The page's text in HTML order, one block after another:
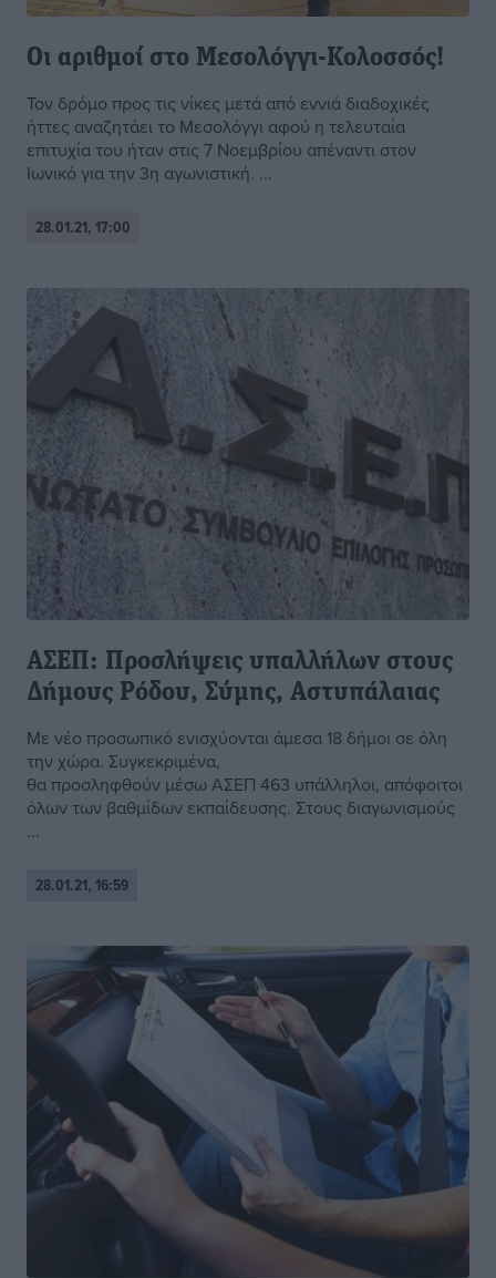
Οι αριθμοί στο Μεσολόγγι-Κολοσσός!
Τον δρόμο προς τις νίκες μετά από εννιά διαδοχικές
ήττες αναζητάει το Μεσολόγγι αφού η τελευταία
επιτυχία του ήταν στις 7 Νοεμβρίου απέναντι στον
Ιωνικό για την 3η αγωνιστική. ...
28.01.21, 17:00
ΑΣΕΠ: Προσλήψεις υπαλλήλων στους
Δήμους Ρόδου, Σύμης, Αστυπάλαιας
Με νέο προσωπικό ενισχύονται άμεσα 18 δήμοι σε όλη
την χώρα. Συγκεκριμένα,
θα προσληφθούν μέσω ΑΣΕΠ 463 υπάλληλοι, απόφοιτοι
όλων των βαθμίδων εκπαίδευσης. Στους διαγωνισμούς
...
28.01.21, 16:59